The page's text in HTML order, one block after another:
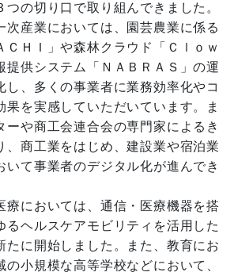
つの切り口で取り組んできました。
次産業においては、園芸農業に係る
ＣＨＩ」や森林クラウド「Ｃｌｏｗ
提供システム「ＮＡＢＲＡＳ」の運
し、多くの事業者に業務効率化やコ
果を実感していただいています。ま
ーや商工会連合会の専門家によるき
、商工業をはじめ、建設業や宿泊業
いて事業者のデジタル化が進んでき
療においては、通信・医療機器を搭
るヘルスケアモビリティを活用した
たに開始しました。また、教育にお
の小規模な高等学校などにおいて、